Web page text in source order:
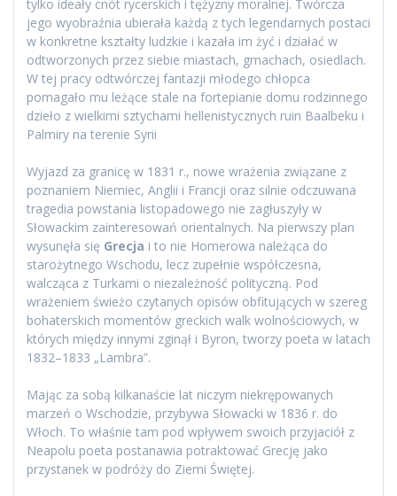
tylko ideały cnót rycerskich i tężyzny moralnej. Twórcza
jego wyobraźnia ubierała każdą z tych legendarnych postaci
w konkretne kształty ludzkie i kazała im żyć i działać w
odtworzonych przez siebie miastach, gmachach, osiedlach.
W tej pracy odtwórczej fantazji młodego chłopca
pomagało mu leżące stale na fortepianie domu rodzinnego
dzieło z wielkimi sztychami hellenistycznych ruin Baalbeku i
Palmiry na terenie Syrii
Wyjazd za granicę w 1831 r., nowe wrażenia związane z
poznaniem Niemiec, Anglii i Francji oraz silnie odczuwana
tragedia powstania listopadowego nie zagłuszyły w
Słowackim zainteresowań orientalnych. Na pierwszy plan
wysunęła się Grecja i to nie Homerowa należąca do
starożytnego Wschodu, lecz zupełnie współczesna,
walcząca z Turkami o niezależność polityczną. Pod
wrażeniem świeżo czytanych opisów obfitujących w szereg
bohaterskich momentów greckich walk wolnościowych, w
których między innymi zginął i Byron, tworzy poeta w latach
1832–1833 „Lambra”.
Mając za sobą kilkanaście lat niczym niekrępowanych
marzeń o Wschodzie, przybywa Słowacki w 1836 r. do
Włoch. To właśnie tam pod wpływem swoich przyjaciół z
Neapolu poeta postanawia potraktować Grecję jako
przystanek w podróży do Ziemi Świętej.